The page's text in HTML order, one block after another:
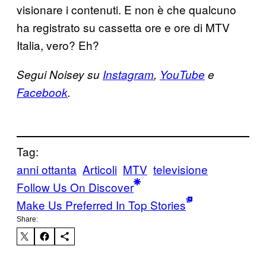
visionare i contenuti. E non è che qualcuno
ha registrato su cassetta ore e ore di MTV
Italia, vero? Eh?
Segui Noisey su Instagram, YouTube e
Facebook.
Tag:
anni ottanta Articoli MTV televisione
Follow Us On Discover
Make Us Preferred In Top Stories
Share: